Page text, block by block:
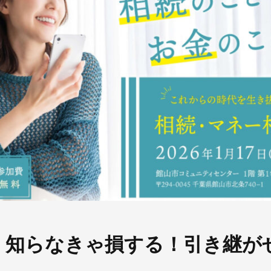
知らなきゃ損する！引き継が